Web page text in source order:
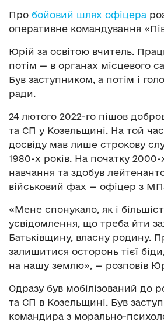
Про бойовий шлях офіцера
оперативне командування
Юрій за освітою вчитель.
потім — в органах місцевого
Був заступником, а потім і
ради.
24 лютого 2022-го пішов
та СП у Козельщині. На той час
досвіду мав лише строкову
1980-х років. На початку
навчання та здобув
військовий фах — офіцер з
«Мене спонукало, як і
усвідомлення, що треба йти
Батьківщину, власну родину.
залишитися осторонь тієї
на нашу землю», — розповів
Одразу був мобілізований до
та СП в Козельщині. Був
командира з морально-